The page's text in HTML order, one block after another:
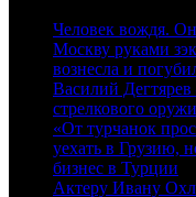
Человек вождя.
Москву руками
вознесла и
Василий
стрелкового
«От турчанок
уехать в Грузию,
бизнес в Турции
Актеру Ивану